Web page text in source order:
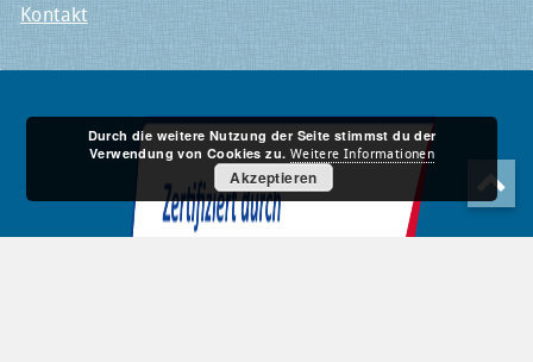
Kontakt
Durch die weitere Nutzung der Seite stimmst du der
Verwendung von Cookies zu. Weitere Informationen
Akzeptieren